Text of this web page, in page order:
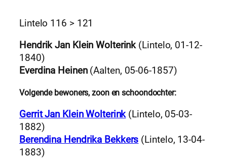
Lintelo 116 > 121
Hendrik Jan Klein Wolterink(Lintelo, 01-12-
1840)
Everdina Heinen(Aalten, 05-06-1857)
Volgende bewoners, zoon en schoondochter:
Gerrit Jan Klein Wolterink(Lintelo, 05-03-
1882)
Berendina Hendrika Bekkers (Lintelo, 13-04-
1883)